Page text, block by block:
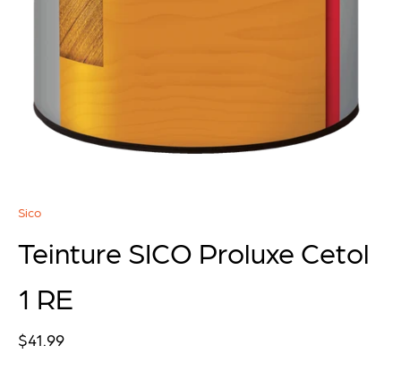
Sico
Teinture SICO Proluxe Cetol
1 RE
Prix de vente
$41.99